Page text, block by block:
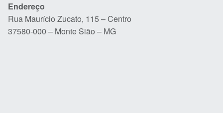
Endereço
Rua Maurício Zucato, 115 – Centro
37580-000 – Monte Sião – MG